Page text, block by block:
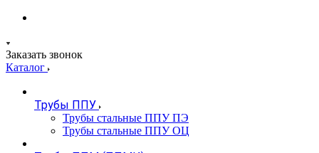
Заказать звонок
Каталог
Трубы ППУ
Трубы стальные ППУ ПЭ
Трубы стальные ППУ ОЦ